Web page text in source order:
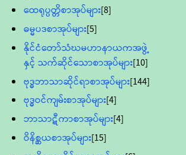
ထေရုပ္ပတ္တိစာအုပ်များ[8]
ဓမ္မပဒစာအုပ်များ[5]
နိုင်ငံတော်သံဃမဟာနာယကအဖွဲ့
နှင့် သက်ဆိုင်သောစာအုပ်များ[10]
ဗုဒ္ဓဘာသာဆိုင်ရာစာအုပ်များ[144]
ဗုဒ္ဓဝင်ကျမ်းစာအုပ်များ[4]
ဘာသာဋီကာစာအုပ်များ[4]
ဝိနိစ္ဆယစာအုပ်များ[15]